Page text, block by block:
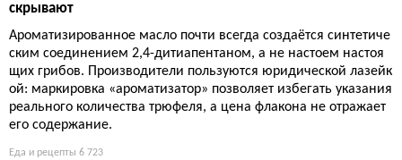
скрывают
Ароматизированное масло почти всегда создаётся синтетиче
ским соединением 2,4-дитиапентаном, а не настоем настоя
щих грибов. Производители пользуются юридической лазейк
ой: маркировка «ароматизатор» позволяет избегать указания
реального количества трюфеля, а цена флакона не отражает
его содержание.
Еда и рецепты 6 723